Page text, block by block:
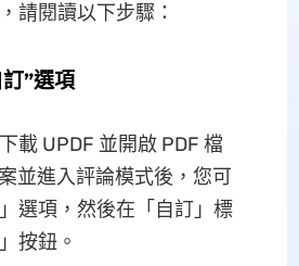
請閱讀以下步驟：
”選項
載 UPDF 並開啟 PDF 檔
並進入評論模式後，您可
選項，然後在「自訂」標
按鈕。